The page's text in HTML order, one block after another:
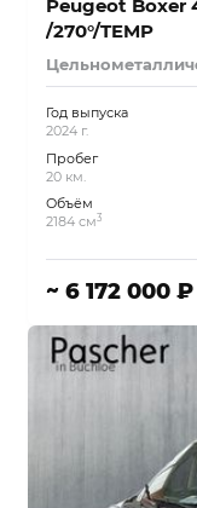
Peugeot Boxer
/270°/TEMP
Год выпуска
2024 г.
Пробег
20 км.
Объём
2184 см3
~ 6 172 000 ₽